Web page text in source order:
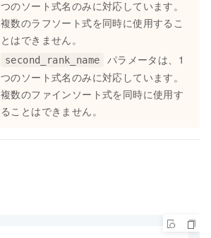
つのソート式名のみに対応しています。
複数のラフソート式を同時に使用するこ
とはできません。
second_rank_name
パラメータは、1
つのソート式名のみに対応しています。
複数のファインソート式を同時に使用す
ることはできません。